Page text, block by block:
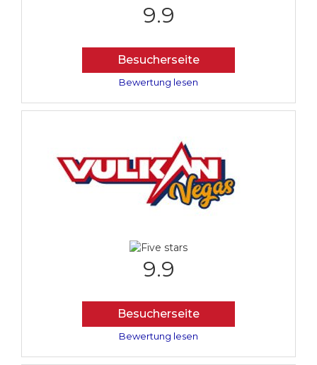
9.9
Besucherseite
Bewertung lesen
9.9
Besucherseite
Bewertung lesen